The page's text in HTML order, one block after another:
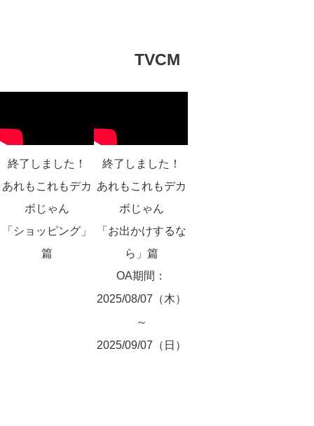
愛媛愛。やけん、デカボ。LINEキャンペーン
終了
NEWS
デカボを学ぶ
デカボアクションを知る
デカボメディアを読む
愛媛のデカボヒーロー
本サイトについて
TVCM
終了しました！
あれもこれもデカ
ボじゃん
「ショッピング」
篇
終了しました！
あれもこれもデカ
ボじゃん
「お出かけするな
ら」篇
OA期間：
2025/08/07（木）
～
2025/09/07（日）